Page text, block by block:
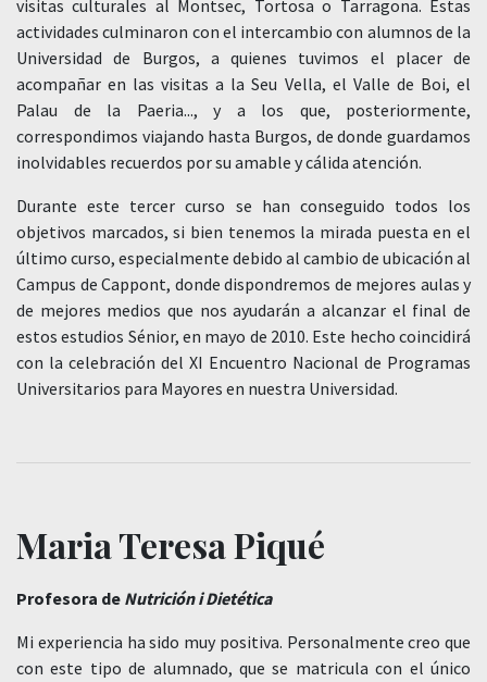
visitas culturales al Montsec, Tortosa o Tarragona. Estas
actividades culminaron con el intercambio con alumnos de la
Universidad de Burgos, a quienes tuvimos el placer de
acompañar en las visitas a la Seu Vella, el Valle de Boi, el
Palau de la Paeria..., y a los que, posteriormente,
correspondimos viajando hasta Burgos, de donde guardamos
inolvidables recuerdos por su amable y cálida atención.
Durante este tercer curso se han conseguido todos los
objetivos marcados, si bien tenemos la mirada puesta en el
último curso, especialmente debido al cambio de ubicación al
Campus de Cappont, donde dispondremos de mejores aulas y
de mejores medios que nos ayudarán a alcanzar el final de
estos estudios Sénior, en mayo de 2010. Este hecho coincidirá
con la celebración del XI Encuentro Nacional de Programas
Universitarios para Mayores en nuestra Universidad.
Maria Teresa Piqué
Profesora de Nutrición i Dietética
Mi experiencia ha sido muy positiva. Personalmente creo que
con este tipo de alumnado, que se matricula con el único